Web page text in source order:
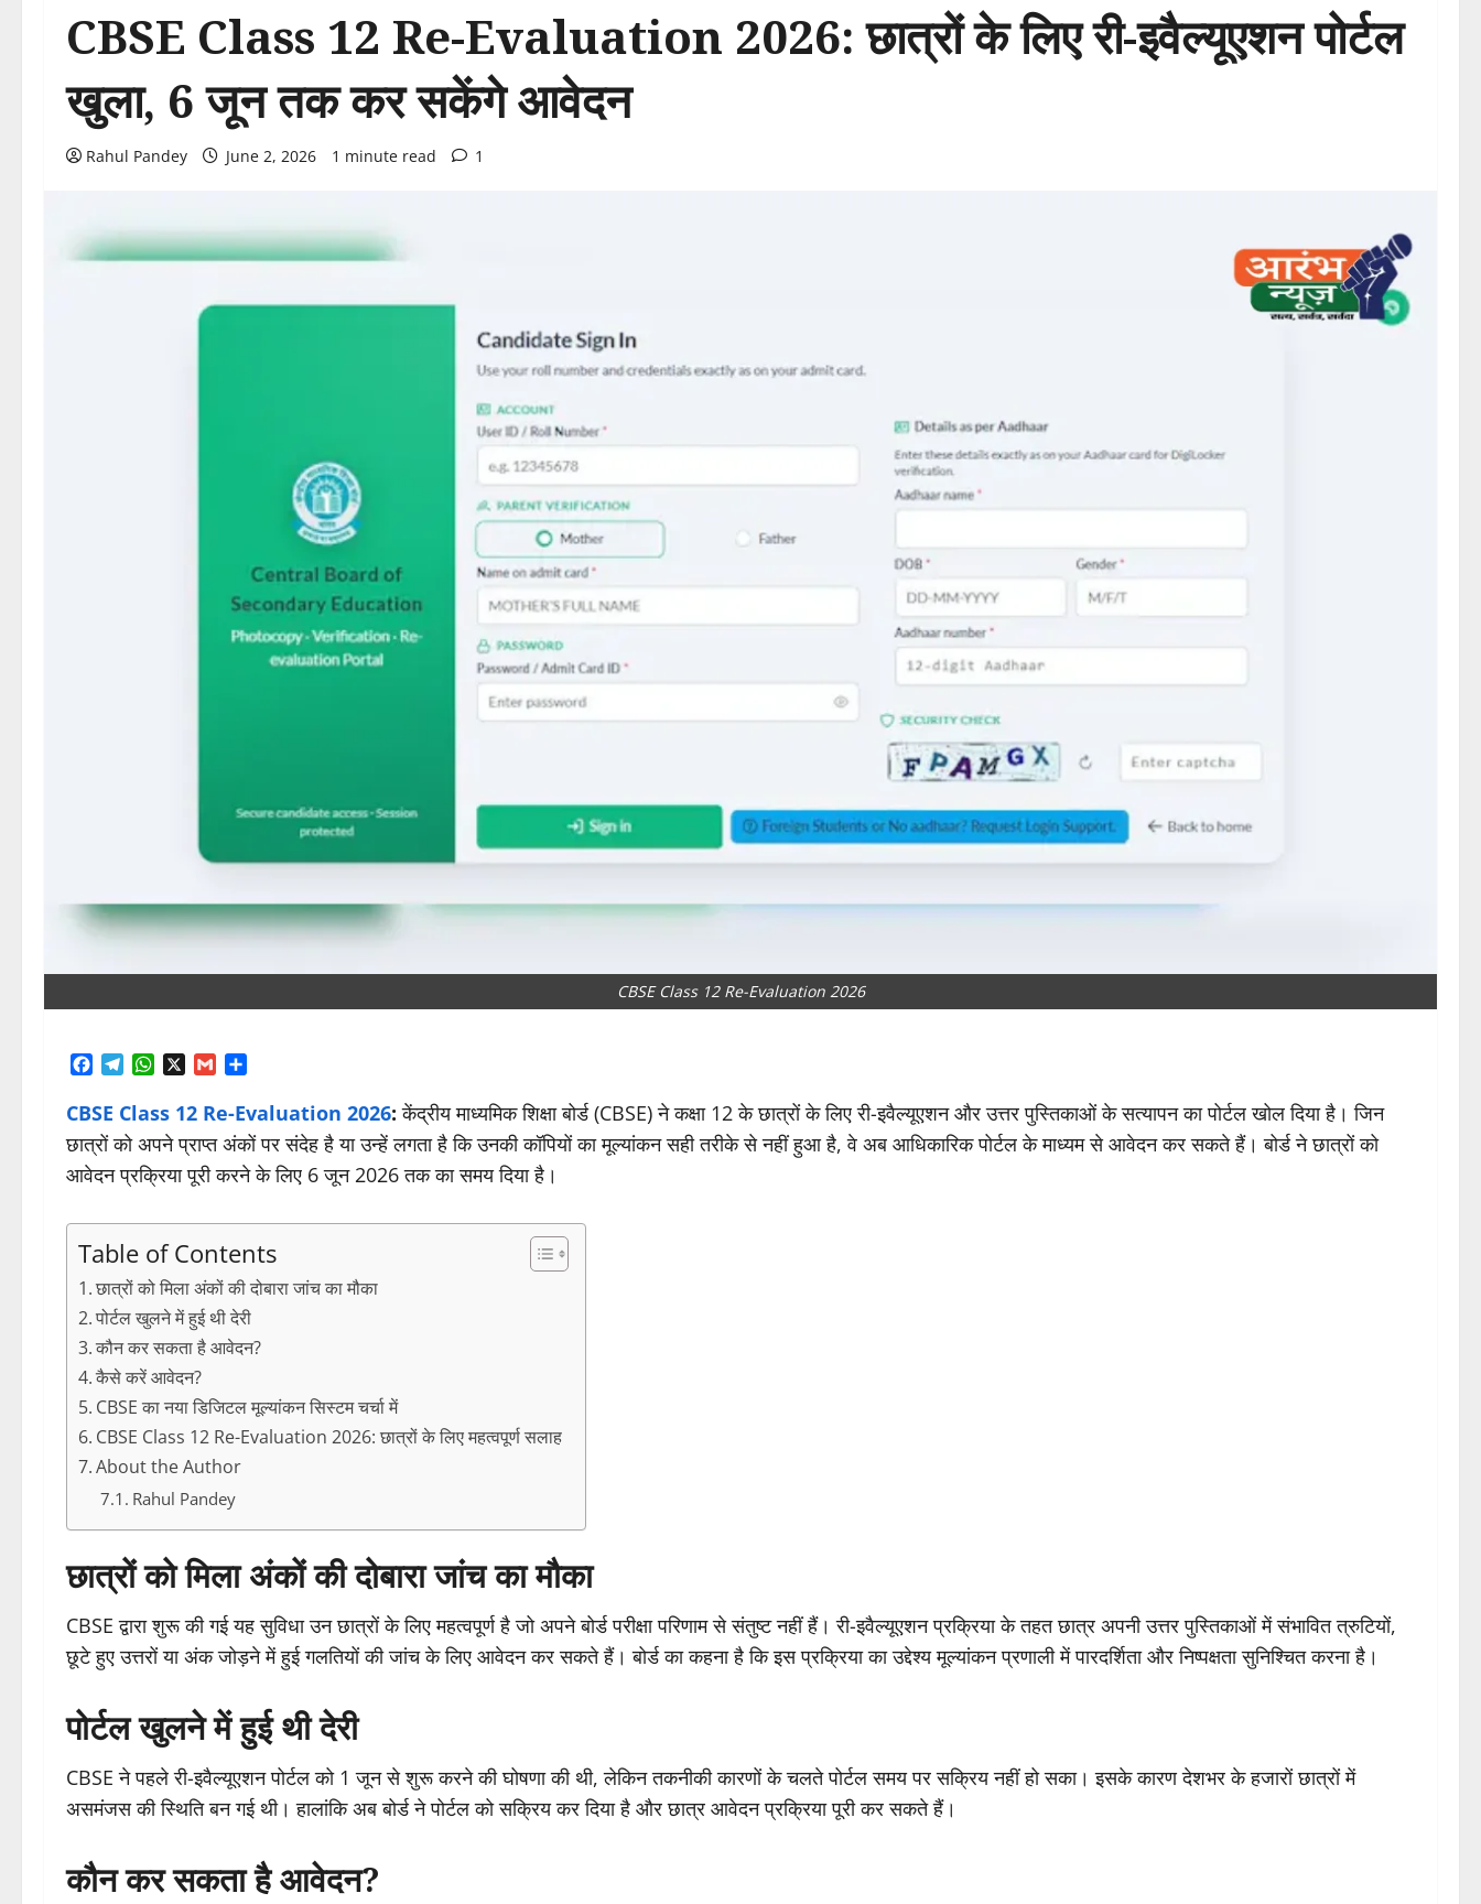
CBSE Class 12 Re-Evaluation 2026: छात्रों के लिए री-इवैल्यूएशन पोर्टल
खुला, 6 जून तक कर सकेंगे आवेदन
Rahul Pandey June 2, 2026 1 minute read 1
CBSE Class 12 Re-Evaluation 2026
Facebook
TelegramWhatsAppGmail
CBSE Class 12 Re-Evaluation 2026: केंद्रीय माध्यमिक शिक्षा बोर्ड (CBSE) ने कक्षा 12 के छात्रों के लिए री-इवैल्यूएशन और उत्तर पुस्तिकाओं के सत्यापन का पोर्टल खोल दिया है। जिन
छात्रों को अपने प्राप्त अंकों पर संदेह है या उन्हें लगता है कि उनकी कॉपियों का मूल्यांकन सही तरीके से नहीं हुआ है, वे अब आधिकारिक पोर्टल के माध्यम से आवेदन कर सकते हैं। बोर्ड ने छात्रों को
आवेदन प्रक्रिया पूरी करने के लिए 6 जून 2026 तक का समय दिया है।
Table of Contents
छात्रों को मिला अंकों की दोबारा जांच का मौका
पोर्टल खुलने में हुई थी देरी
कौन कर सकता है आवेदन?
कैसे करें आवेदन?
CBSE का नया डिजिटल मूल्यांकन सिस्टम चर्चा में
CBSE Class 12 Re-Evaluation 2026: छात्रों के लिए महत्वपूर्ण सलाह
About the Author
Rahul Pandey
छात्रों को मिला अंकों की दोबारा जांच का मौका
CBSE द्वारा शुरू की गई यह सुविधा उन छात्रों के लिए महत्वपूर्ण है जो अपने बोर्ड परीक्षा परिणाम से संतुष्ट नहीं हैं। री-इवैल्यूएशन प्रक्रिया के तहत छात्र अपनी उत्तर पुस्तिकाओं में संभावित त्रुटियों,
छूटे हुए उत्तरों या अंक जोड़ने में हुई गलतियों की जांच के लिए आवेदन कर सकते हैं। बोर्ड का कहना है कि इस प्रक्रिया का उद्देश्य मूल्यांकन प्रणाली में पारदर्शिता और निष्पक्षता सुनिश्चित करना है।
पोर्टल खुलने में हुई थी देरी
CBSE ने पहले री-इवैल्यूएशन पोर्टल को 1 जून से शुरू करने की घोषणा की थी, लेकिन तकनीकी कारणों के चलते पोर्टल समय पर सक्रिय नहीं हो सका। इसके कारण देशभर के हजारों छात्रों में
असमंजस की स्थिति बन गई थी। हालांकि अब बोर्ड ने पोर्टल को सक्रिय कर दिया है और छात्र आवेदन प्रक्रिया पूरी कर सकते हैं।
कौन कर सकता है आवेदन?